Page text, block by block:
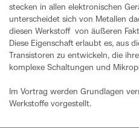
stecken in allen elektronischen
unterscheidet sich von Metallen
diesen Werkstoff von äußeren
Diese Eigenschaft erlaubt es, aus
Transistoren zu entwickeln, die
komplexe Schaltungen und
Im Vortrag werden Grundlagen
Werkstoffe vorgestellt.